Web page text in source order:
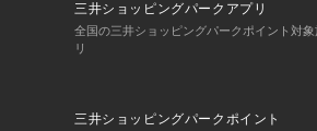
三井ショッピングパークアプリ
全国の三井ショッピングパークポイント対
リ
三井ショッピングパークポイント